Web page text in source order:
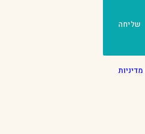
מדיניות
שליחה